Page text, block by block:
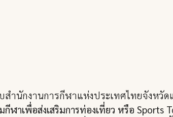
ำนักงานการกีฬาแห่งประเทศไทยจังหวัด
กีฬาเพื่อส่งเสริมการท่องเที่ยว หรือ Sports